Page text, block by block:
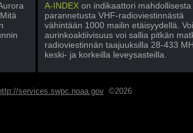
A-INDEX on indikaattori mahdollisesta
parannetusta VHF-radioviestinnästä
vähintään 1000 mailin etäisyydellä.
aurinkoaktiivisuus voi sallia pitkän
radioviestinnän taajuuksilla 28-433
keski- ja korkeilla leveysasteilla.
services.swpc.noaa.gov©2026